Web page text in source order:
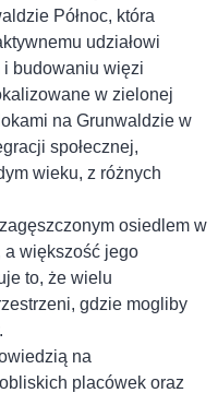
Północ, która
udziałowi
budowaniu więzi
w zielonej
na Grunwaldzie w
społecznej,
wieku, z różnych
osiedlem w
a większość jego
to, że wielu
gdzie mogliby
na
placówek oraz